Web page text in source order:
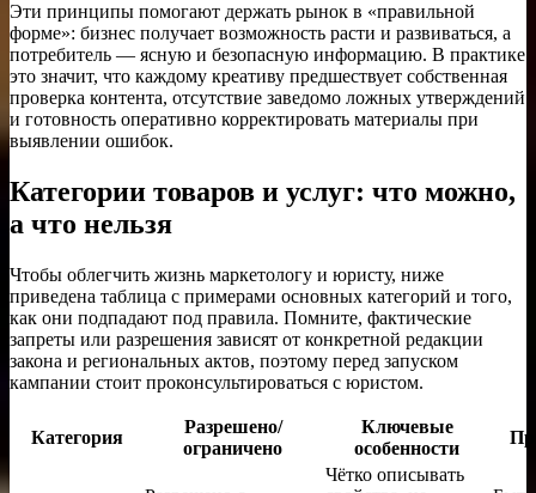
Эти принципы помогают держать рынок в «правильной
форме»: бизнес получает возможность расти и развиваться, а
потребитель — ясную и безопасную информацию. В практике
это значит, что каждому креативу предшествует собственная
проверка контента, отсутствие заведомо ложных утверждений
и готовность оперативно корректировать материалы при
выявлении ошибок.
Категории товаров и услуг: что можно,
а что нельзя
Чтобы облегчить жизнь маркетологу и юристу, ниже
приведена таблица с примерами основных категорий и того,
как они подпадают под правила. Помните, фактические
запреты или разрешения зависят от конкретной редакции
закона и региональных актов, поэтому перед запуском
кампании стоит проконсультироваться с юристом.
Категория
Разрешено/
ограничено
Ключевые
особенности
Чётко описывать